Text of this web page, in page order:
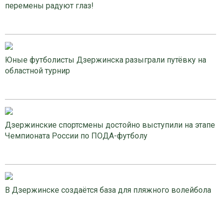
перемены радуют глаз!
Юные футболисты Дзержинска разыграли путёвку на
областной турнир
Дзержинские спортсмены достойно выступили на этапе
Чемпионата России по ПОДА-футболу
В Дзержинске создаётся база для пляжного волейбола